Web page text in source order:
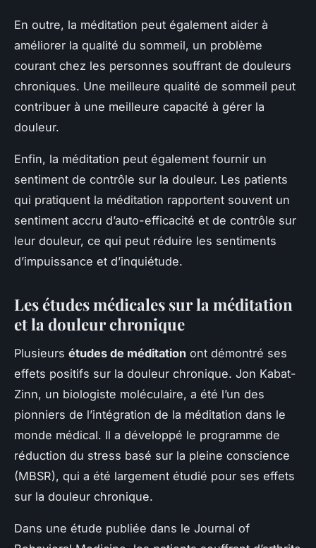
En outre, la méditation peut également aider à
améliorer la qualité du sommeil, un problème
courant chez les personnes souffrant de douleurs
chroniques. Une meilleure qualité de sommeil peut
contribuer à une meilleure capacité à gérer la
douleur.
Enfin, la méditation peut également fournir un
sentiment de contrôle sur la douleur. Les patients
qui pratiquent la méditation rapportent souvent un
sentiment accru d’auto-efficacité et de contrôle sur
leur douleur, ce qui peut réduire les sentiments
d’impuissance et d’inquiétude.
Les études médicales sur la méditation
et la douleur chronique
Plusieurs études de méditation ont démontré ses
effets positifs sur la douleur chronique. Jon Kabat-
Zinn, un biologiste moléculaire, a été l’un des
pionniers de l’intégration de la méditation dans le
monde médical. Il a développé le programme de
réduction du stress basé sur la pleine conscience
(MBSR), qui a été largement étudié pour ses effets
sur la douleur chronique.
Dans une étude publiée dans le Journal of